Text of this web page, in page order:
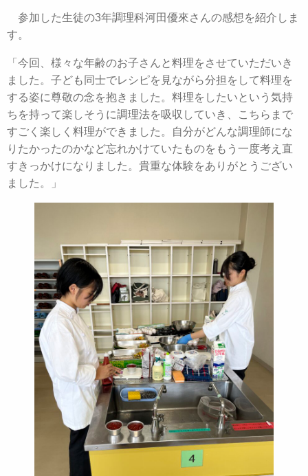
参加した生徒の3年調理科河田優來さんの感想を紹介しま
す。
「今回、様々な年齢のお子さんと料理をさせていただいき
ました。子ども同士でレシピを見ながら分担をして料理を
する姿に尊敬の念を抱きました。料理をしたいという気持
ちを持って楽しそうに調理法を吸収していき、こちらまで
すごく楽しく料理ができました。自分がどんな調理師にな
りたかったのかなど忘れかけていたものをもう一度考え直
すきっかけになりました。貴重な体験をありがとうござい
ました。」